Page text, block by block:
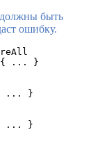
быть
ошибку.